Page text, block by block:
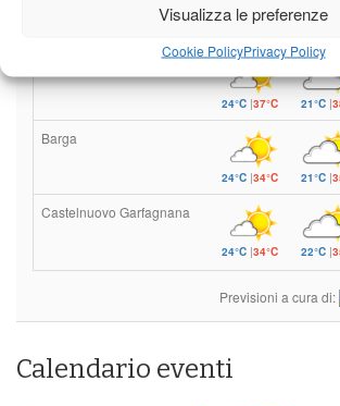
Visualizza le preferenze
Cookie PolicyPrivacy Policy
Venerdì Sabato
24°C|37°C 21°C|
Barga
24°C|34°C 21°C|
Castelnuovo Garfagnana
24°C|34°C 22°C|
Previsioni a cura di:
Calendario eventi